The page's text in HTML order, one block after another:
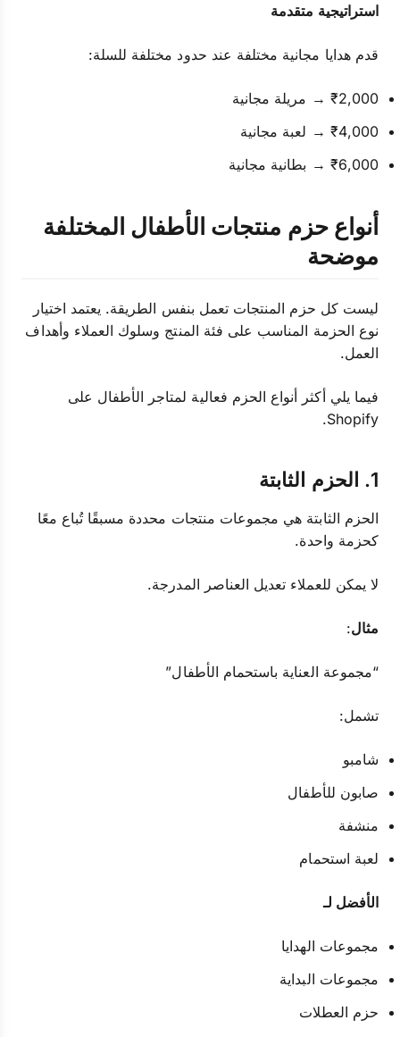
استراتيجية متقدمة
قدم هدايا مجانية مختلفة عند حدود مختلفة للسلة:
₹2,000 → مريلة مجانية
₹4,000 → لعبة مجانية
₹6,000 → بطانية مجانية
أنواع حزم منتجات الأطفال المختلفة
موضحة
ليست كل حزم المنتجات تعمل بنفس الطريقة. يعتمد اختيار
نوع الحزمة المناسب على فئة المنتج وسلوك العملاء وأهداف
العمل.
فيما يلي أكثر أنواع الحزم فعالية لمتاجر الأطفال على
Shopify.
1. الحزم الثابتة
الحزم الثابتة هي مجموعات منتجات محددة مسبقًا تُباع معًا
كحزمة واحدة.
لا يمكن للعملاء تعديل العناصر المدرجة.
مثال:
“مجموعة العناية باستحمام الأطفال”
تشمل:
شامبو
صابون للأطفال
منشفة
لعبة استحمام
الأفضل لـ
مجموعات الهدايا
مجموعات البداية
حزم العطلات